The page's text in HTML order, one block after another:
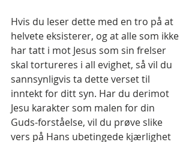
Hvis du leser dette med en tro på at
helvete eksisterer, og at alle som ikke
har tatt i mot Jesus som sin frelser
skal tortureres i all evighet, så vil du
sannsynligvis ta dette verset til
inntekt for ditt syn. Har du derimot
Jesu karakter som malen for din
Guds-forståelse, vil du prøve slike
vers på Hans ubetingede kjærlighet